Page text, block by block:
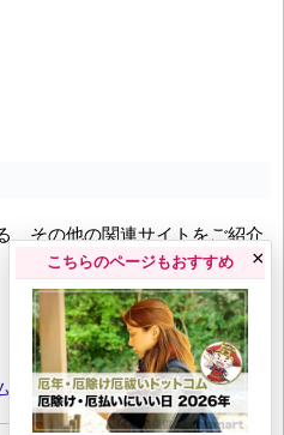
、その他の関連サイトをご紹介
こちらのページもおすすめ ×